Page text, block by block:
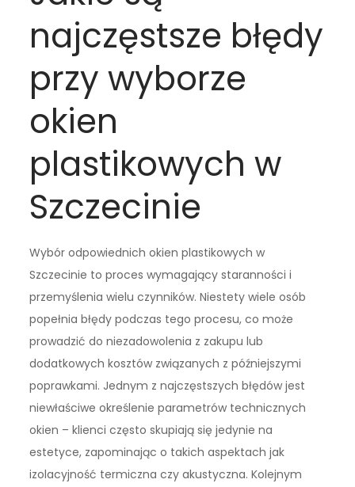
najczęstsze błędy
przy wyborze
okien
plastikowych w
Szczecinie
Wybór odpowiednich okien plastikowych w
Szczecinie to proces wymagający staranności i
przemyślenia wielu czynników. Niestety wiele osób
popełnia błędy podczas tego procesu, co może
prowadzić do niezadowolenia z zakupu lub
dodatkowych kosztów związanych z późniejszymi
poprawkami. Jednym z najczęstszych błędów jest
niewłaściwe określenie parametrów technicznych
okien – klienci często skupiają się jedynie na
estetyce, zapominając o takich aspektach jak
izolacyjność termiczna czy akustyczna. Kolejnym